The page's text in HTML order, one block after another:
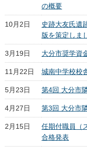
の概要
10月2日
史跡大友氏遺
版を策定しま
3月19日 大分市奨学資
11月22日 城南中学校校
5月23日 第4回 大分市
4月27日 第3回 大分市
2月15日
任期付職員（
合格発表